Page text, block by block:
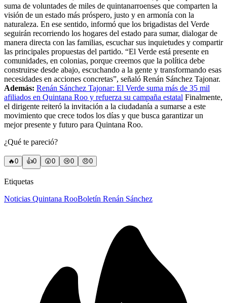
suma de voluntades de miles de quintanarroenses que comparten la
visión de un estado más próspero, justo y en armonía con la
naturaleza. En ese sentido, informó que los brigadistas del Verde
seguirán recorriendo los hogares del estado para sumar, dialogar de
manera directa con las familias, escuchar sus inquietudes y compartir
las principales propuestas del partido. “El Verde está presente en
comunidades, en colonias, porque creemos que la política debe
construirse desde abajo, escuchando a la gente y transformando esas
necesidades en acciones concretas”, señaló Renán Sánchez Tajonar.
Además: Renán Sánchez Tajonar: El Verde suma más de 35 mil
afiliados en Quintana Roo y refuerza su campaña estatal Finalmente,
el dirigente reiteró la invitación a la ciudadanía a sumarse a este
movimiento que crece todos los días y que busca garantizar un
mejor presente y futuro para Quintana Roo.
¿Qué te pareció?
🔥0 👍0 😲0 😢0 😠0
Etiquetas
Noticias Quintana RooBoletín Renán Sánchez